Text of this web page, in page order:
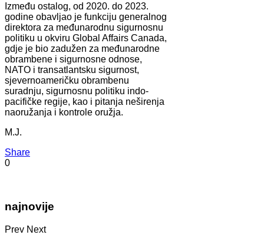
Između ostalog, od 2020. do 2023.
godine obavljao je funkciju generalnog
direktora za međunarodnu sigurnosnu
politiku u okviru Global Affairs Canada,
gdje je bio zadužen za međunarodne
obrambene i sigurnosne odnose,
NATO i transatlantsku sigurnost,
sjevernoameričku obrambenu
suradnju, sigurnosnu politiku indo-
pacifičke regije, kao i pitanja neširenja
naoružanja i kontrole oružja.
M.J.
Share
0
najnovije
Prev Next